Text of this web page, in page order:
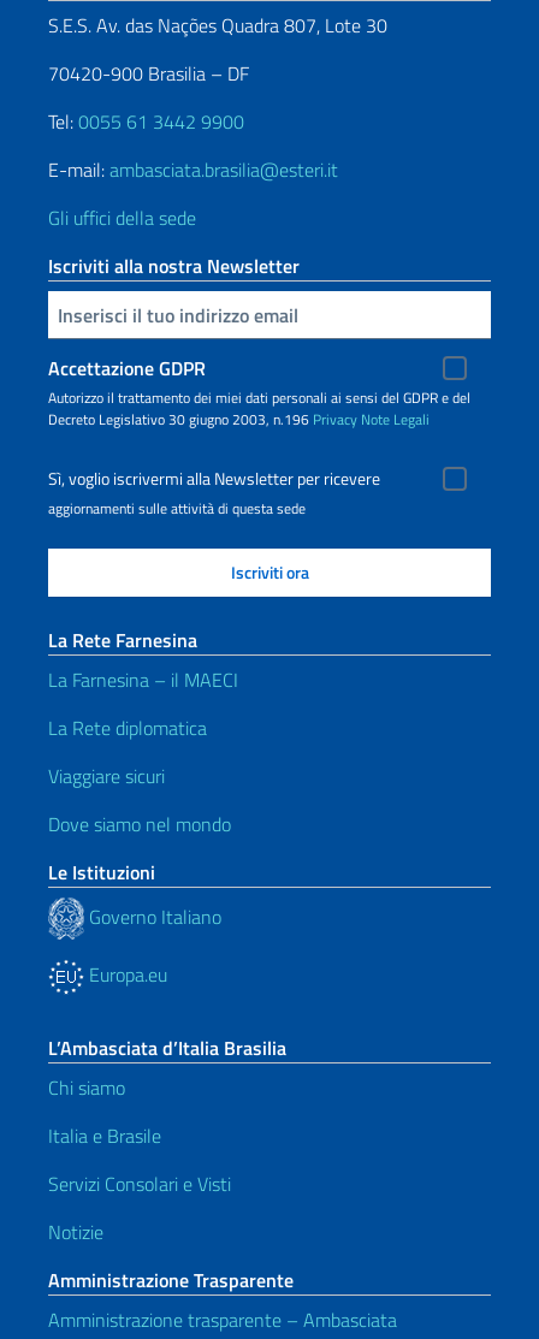
S.E.S. Av. das Nações Quadra 807, Lote 30
70420-900 Brasilia – DF
Tel:0055 61 3442 9900
E-mail:ambasciata.brasilia@esteri.it
Gli uffici della sede
Iscriviti alla nostra Newsletter
Inserisci la tua email
Accettazione GDPR
Autorizzo il trattamento dei miei dati personali ai sensi del GDPR e del
Decreto Legislativo 30 giugno 2003, n.196 Privacy Note Legali
Sì, voglio iscrivermi alla Newsletter per ricevere
aggiornamenti sulle attività di questa sede
La Rete Farnesina
La Farnesina – il MAECI
La Rete diplomatica
Viaggiare sicuri
Dove siamo nel mondo
Le Istituzioni
Governo Italiano
Europa.eu
L’Ambasciata d’Italia Brasilia
Chi siamo
Italia e Brasile
Servizi Consolari e Visti
Notizie
Amministrazione Trasparente
Amministrazione trasparente – Ambasciata